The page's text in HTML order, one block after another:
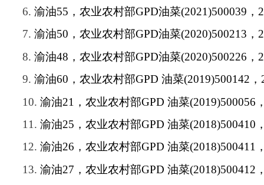
6. 渝油55 ，农业农村部GPD油菜(2021)500039 ，
7. 渝油50 ，农业农村部GPD油菜(2020)500213 ，
8. 渝油48 ，农业农村部GPD油菜(2020)500226 ，
9. 渝油60 ，农业农村部GPD 油菜(2019)500142 ，
10. 渝油21 ，农业农村部GPD 油菜(2019)500056
11. 渝油25 ，农业农村部GPD 油菜(2018)500410
12. 渝油26 ，农业农村部GPD 油菜(2018)500411
13. 渝油27 ，农业农村部GPD 油菜(2018)500412